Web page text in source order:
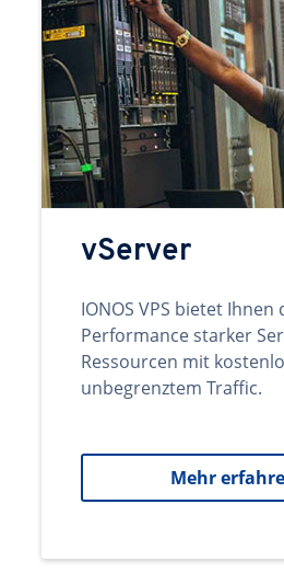
vServer
IONOS VPS bietet Ihnen
Performance starker
Ressourcen mit
unbegrenztem Traffic.
Mehr